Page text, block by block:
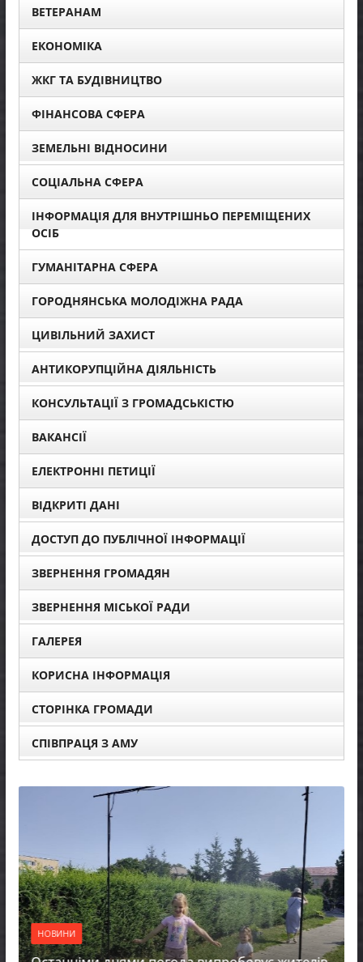
ВЕТЕРАНАМ
ЕКОНОМІКА
ЖКГ ТА БУДІВНИЦТВО
ФІНАНСОВА СФЕРА
ЗЕМЕЛЬНІ ВІДНОСИНИ
СОЦІАЛЬНА СФЕРА
ІНФОРМАЦІЯ ДЛЯ ВНУТРІШНЬО ПЕРЕМІЩЕНИХ
ОСІБ
ГУМАНІТАРНА СФЕРА
ГОРОДНЯНСЬКА МОЛОДІЖНА РАДА
ЦИВІЛЬНИЙ ЗАХИСТ
АНТИКОРУПЦІЙНА ДІЯЛЬНІСТЬ
КОНСУЛЬТАЦІЇ З ГРОМАДСЬКІСТЮ
ВАКАНСІЇ
ЕЛЕКТРОННІ ПЕТИЦІЇ
ВІДКРИТІ ДАНІ
ДОСТУП ДО ПУБЛІЧНОЇ ІНФОРМАЦІЇ
ЗВЕРНЕННЯ ГРОМАДЯН
ЗВЕРНЕННЯ МІСЬКОЇ РАДИ
ГАЛЕРЕЯ
КОРИСНА ІНФОРМАЦІЯ
СТОРІНКА ГРОМАДИ
СПІВПРАЦЯ З АМУ
НОВИНИ